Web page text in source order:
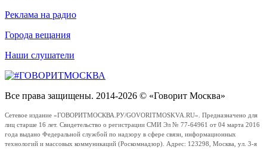
Реклама на радио
Города вещания
Наши слушатели
Все права защищены. 2014-2026 © «Говорит Москва»
Сетевое издание «ГОВОРИТМОСКВА.РУ/GOVORITMOSKVA.RU». Предназначено для
лиц старше 16 лет. Свидетельство о регистрации СМИ Эл № 77-64961 от 04 марта 2016
года выдано Федеральной службой по надзору в сфере связи, информационных
технологий и массовых коммуникаций (Роскомнадзор). Адрес: 123298, Москва, ул. 3-я